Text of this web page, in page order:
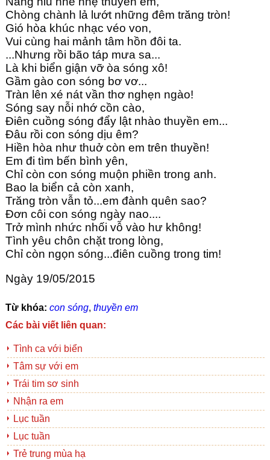
Chòng chành lả lướt những đêm trăng tròn!
Gió hòa khúc nhạc véo von,
Vui cùng hai mảnh tâm hồn đôi ta.
...Nhưng rồi bão táp mưa sa...
Là khi biển giận vỡ òa sóng xô!
Gầm gào con sóng bơ vơ...
Tràn lên xé nát vần thơ nghẹn ngào!
Sóng say nỗi nhớ cồn cào,
Điên cuồng sóng đẩy lật nhào thuyền em...
Đâu rồi con sóng dịu êm?
Hiền hòa như thuở còn em trên thuyền!
Em đi tìm bến bình yên,
Chỉ còn con sóng muộn phiền trong anh.
Bao la biển cả còn xanh,
Trăng tròn vẫn tỏ...em đành quên sao?
Đơn côi con sóng ngày nao....
Trở mình nhức nhối vỗ vào hư không!
Tình yêu chôn chặt trong lòng,
Chỉ còn ngọn sóng...điên cuồng trong tim!
Ngày 19/05/2015
Từ khóa: con sóng, thuyền em
Các bài viết liên quan:
Tình ca với biển
Tâm sự với em
Trái tim sơ sinh
Nhận ra em
Lục tuần
Lục tuần
Trẻ trung mùa hạ